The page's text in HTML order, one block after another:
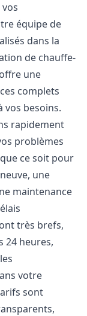
équipe de
dans la
de chauffe-
offre une
complets
vos besoins.
rapidement
problèmes
ce soit pour
une
maintenance
très brefs,
24 heures,
votre
sont